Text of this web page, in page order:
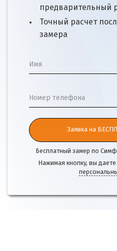
предварительный
Точный расчет
замера
Имя
Номер телефона
Заявка на
Бесплатный замер по
Нажимая кнопку, вы даете